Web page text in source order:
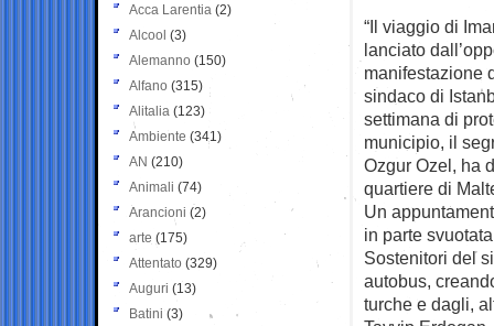
“Il viaggio di
lanciato
manifestazione
sindaco di
settimana di
municipio, il
Ozgur Ozel, ha
quartiere di
Un
in parte
Sostenitori del
autobus,
turche e dagli,
Acca Larentia (2)
Alcool (3)
Alemanno (150)
Alfano (315)
Alitalia (123)
Ambiente (341)
AN (210)
Animali (74)
Arancioni (2)
arte (175)
Attentato (329)
Auguri (13)
Batini (3)